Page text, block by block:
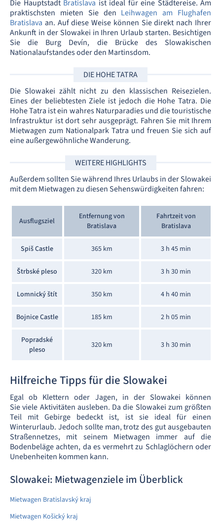
Die Hauptstadt Bratislava ist ideal für eine Städtereise. Am
praktischsten mieten Sie den Leihwagen am Flughafen
Bratislava an. Auf diese Weise können Sie direkt nach Ihrer
Ankunft in der Slowakei in Ihren Urlaub starten. Besichtigen
Sie die Burg Devín, die Brücke des Slowakischen
Nationalaufstandes oder den Martinsdom.
DIE HOHE TATRA
Die Slowakei zählt nicht zu den klassischen Reisezielen.
Eines der beliebtesten Ziele ist jedoch die Hohe Tatra. Die
Hohe Tatra ist ein wahres Naturparadies und die touristische
Infrastruktur ist dort sehr ausgeprägt. Fahren Sie mit Ihrem
Mietwagen zum Nationalpark Tatra und freuen Sie sich auf
eine außergewöhnliche Wanderung.
WEITERE HIGHLIGHTS
Außerdem sollten Sie während Ihres Urlaubs in der Slowakei
mit dem Mietwagen zu diesen Sehenswürdigkeiten fahren:
Ausflugsziel
Entfernung von
Bratislava
Fahrtzeit von
Bratislava
Spiš Castle 365 km 3 h 45 min
Štrbské pleso 320 km 3 h 30 min
Lomnický štít 350 km 4 h 40 min
Bojnice Castle 185 km 2 h 05 min
Popradské
pleso
320 km 3 h 30 min
Hilfreiche Tipps für die Slowakei
Egal ob Klettern oder Jagen, in der Slowakei können
Sie viele Aktivitäten ausleben. Da die Slowakei zum größten
Teil mit Gebirge bedeckt ist, ist sie ideal für einen
Winterurlaub. Jedoch sollte man, trotz des gut ausgebauten
Straßennetzes, mit seinem Mietwagen immer auf die
Bodenbeläge achten, da es vermehrt zu Schlaglöchern oder
Unebenheiten kommen kann.
Slowakei: Mietwagenziele im Überblick
Mietwagen Bratislavský kraj
Mietwagen Košický kraj